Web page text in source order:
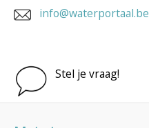
info@waterportaal.be
Stel je vraag!